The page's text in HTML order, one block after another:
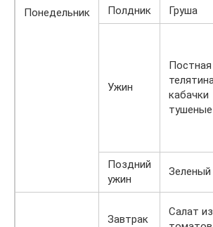
Понедельник Полдник Груша
Ужин
Постная
кабачки
тушеные
Поздний
ужин
Зеленый
Завтрак
Салат из